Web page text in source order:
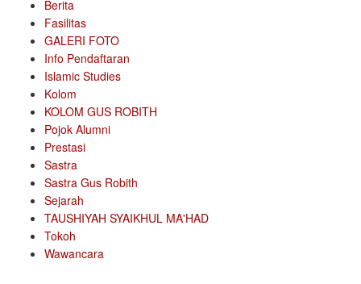
Berita
Fasilitas
GALERI FOTO
Info Pendaftaran
Islamic Studies
Kolom
KOLOM GUS ROBITH
Pojok Alumni
Prestasi
Sastra
Sastra Gus Robith
Sejarah
TAUSHIYAH SYAIKHUL MA'HAD
Tokoh
Wawancara